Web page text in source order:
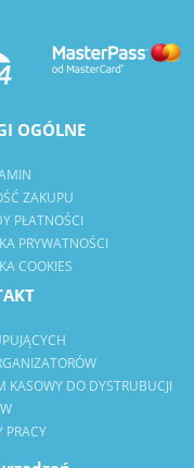
OGÓLNE
ZAKUPU
PŁATNOŚCI
PRYWATNOŚCI
COOKIES
KASOWY DO DYSTRUBUCJI
PRACY